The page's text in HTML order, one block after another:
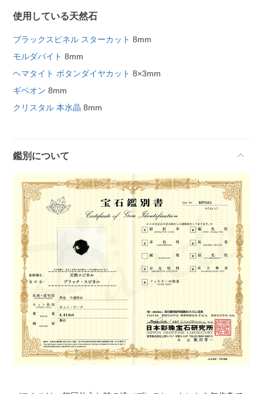
使用している天然石
ブラックスピネル スターカット 8mm
モルダバイト 8mm
ヘマタイト ボタンダイヤカット 8×3mm
ギベオン 8mm
クリスタル 本水晶 8mm
鑑別について